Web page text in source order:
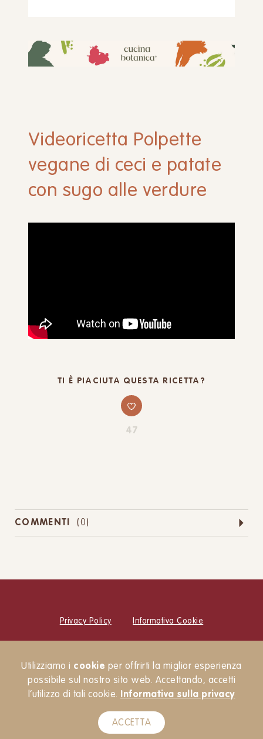
Utilizziamo i cookie per offrirti la miglior esperienza
possibile sul nostro sito web. Accettando, accetti
l’utilizzo di tali cookie. Informativa sulla privacy
ACCETTA
Videoricetta Polpette
vegane di ceci e patate
con sugo alle verdure
TI È PIACIUTA QUESTA RICETTA?
47
COMMENTI (0)
Privacy Policy Informativa Cookie
Newsletter